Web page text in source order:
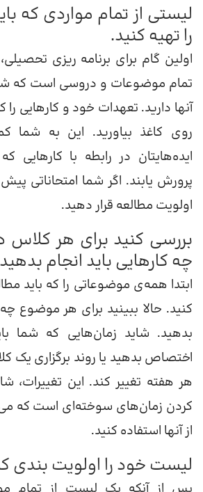
لیستی از تمام مواردی که
را تهیه کنید.
اولین گام برای برنامه ریزی
تمام موضوعات و دروسی است که
آنها دارید. تعهدات خود و کارهایی را
روی کاغذ بیاورید. این به شما
ایده‌هایتان در رابطه با کارهایی
پرورش یابند. اگر شما امتحاناتی پیش
اولویت مطالعه قرار دهید.
بررسی کنید برای هر کلاس
چه کارهایی باید انجام بدهید
ابتدا همه‌ی موضوعاتی را که باید
کنید. حالا ببینید برای هر موضوع چه
بدهید. شاید زمان‌هایی که شما
اختصاص بدهید یا روند برگزاری
هر هفته تغییر کند. این تغییرات،
کردن زمان‌های سوخته‌ای است که
از آنها استفاده کنید.
لیست‌ خود را اولویت بندی